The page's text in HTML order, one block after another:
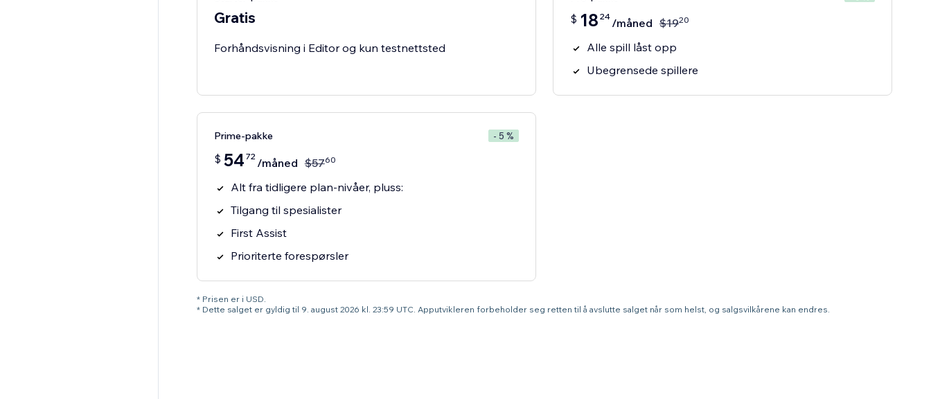
Gratis
Forhåndsvisning i Editor og kun testnettsted
$ 18 24 /måned $1920
Alle spill låst opp
Ubegrensede spillere
Prime-pakke - 5 %
$ 54 72 /måned $5760
Alt fra tidligere plan-nivåer, pluss:
Tilgang til spesialister
First Assist
Prioriterte forespørsler
* Prisen er i USD.
* Dette salget er gyldig til 9. august 2026 kl. 23:59 UTC. Apputvikleren forbeholder seg retten til å avslutte salget når som helst, og salgsvilkårene kan endres.